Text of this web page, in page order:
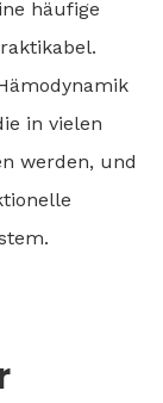
häufige
in vielen
werden, und